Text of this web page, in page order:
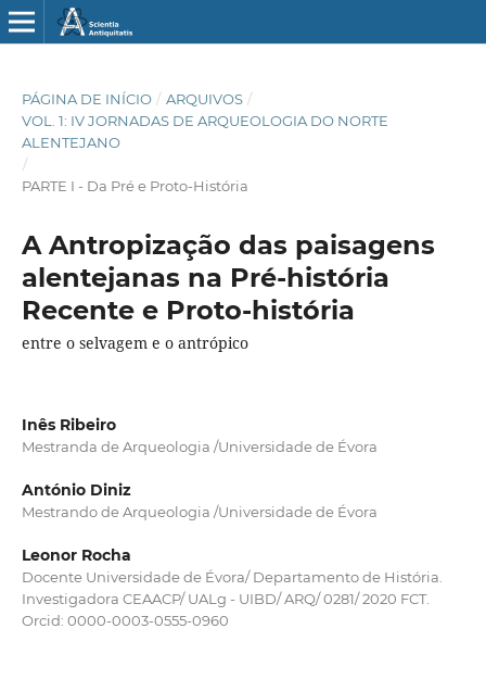
PÁGINA DE INÍCIO / ARQUIVOS /
VOL. 1: IV JORNADAS DE ARQUEOLOGIA DO NORTE
ALENTEJANO
/
PARTE I - Da Pré e Proto-História
A Antropização das paisagens
alentejanas na Pré-história
Recente e Proto-história
entre o selvagem e o antrópico
Inês Ribeiro
Mestranda de Arqueologia /Universidade de Évora
António Diniz
Mestrando de Arqueologia /Universidade de Évora
Leonor Rocha
Docente Universidade de Évora/ Departamento de História.
Investigadora CEAACP/ UALg - UIBD/ ARQ/ 0281/ 2020 FCT.
Orcid: 0000-0003-0555-0960